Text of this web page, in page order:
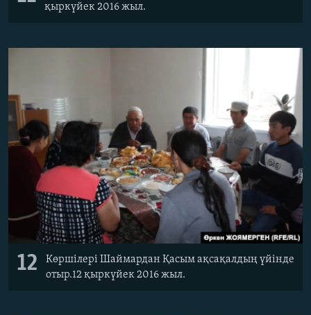
қыркүйек 2016 жыл.
12
Көршілері Шаймардан Қасым ақсақалдың үйінде
отыр.12 қыркүйек 2016 жыл.